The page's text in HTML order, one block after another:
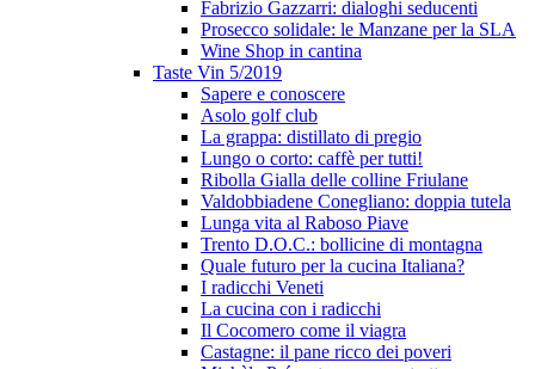
Fabrizio Gazzarri: dialoghi seducenti
Prosecco solidale: le Manzane per la SLA
Wine Shop in cantina
Taste Vin 5/2019
Sapere e conoscere
Asolo golf club
La grappa: distillato di pregio
Lungo o corto: caffè per tutti!
Ribolla Gialla delle colline Friulane
Valdobbiadene Conegliano: doppia tutela
Lunga vita al Raboso Piave
Trento D.O.C.: bollicine di montagna
Quale futuro per la cucina Italiana?
I radicchi Veneti
La cucina con i radicchi
Il Cocomero come il viagra
Castagne: il pane ricco dei poveri